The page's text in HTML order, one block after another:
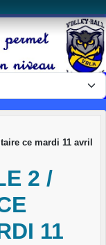
ce mardi 11 avril
2 /
11